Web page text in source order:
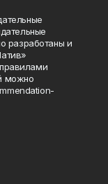
разработаны и
можно